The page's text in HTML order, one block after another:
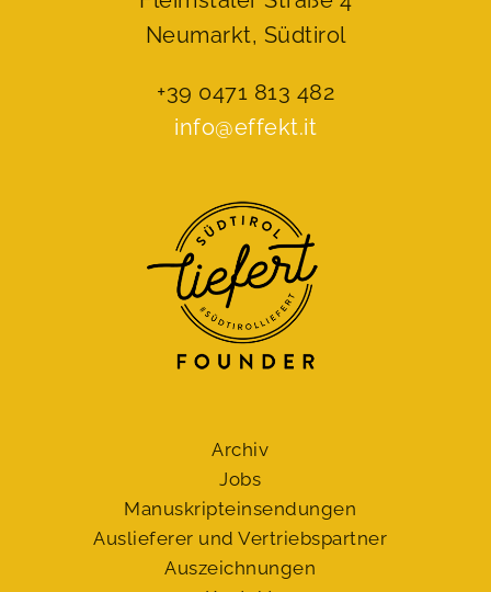
Neumarkt, Südtirol
+39 0471 813 482
info@effekt.it
Archiv
Jobs
Manuskript­einsendungen
Auslieferer und Vertriebspartner
Auszeichnungen